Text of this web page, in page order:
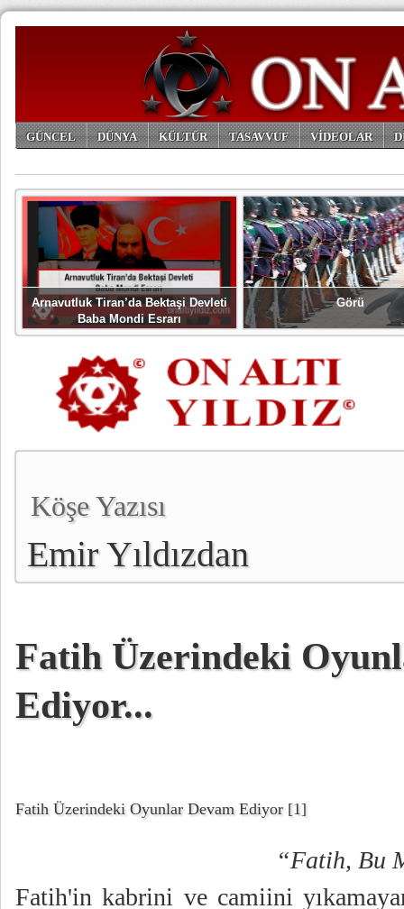
GÜNCEL DÜNYA KÜLTÜR TASAVVUF VİDEOLAR
Arnavutluk Tiran’da Bektaşi Devleti
Baba Mondi Esrarı
Görü
Köşe Yazısı
Emir Yıldızdan
Fatih Üzerindeki
Ediyor...
Fatih Üzerindeki Oyunlar Devam Ediyor [1]
“Fatih, Bu
Fatih'in kabrini ve camiini